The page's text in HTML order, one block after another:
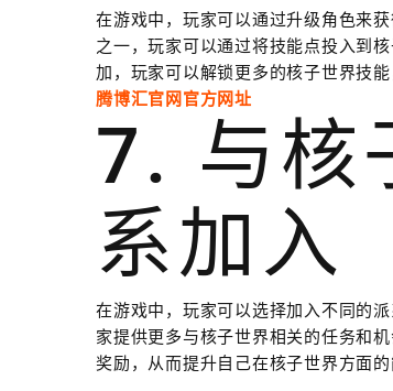
在游戏中，玩家可以通过升级角色来
之一，玩家可以通过将技能点投入到
加，玩家可以解锁更多的核子世界技能
腾博汇官网官方网址
7. 与核
系加入
在游戏中，玩家可以选择加入不同的
家提供更多与核子世界相关的任务和
奖励，从而提升自己在核子世界方面的